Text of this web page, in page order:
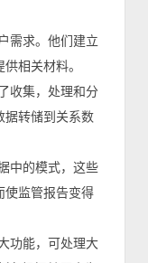
需求。他们建立
相关材料。
收集，处理和分
据转储到关系数
中的模式，这些
使监管报告变得
功能，可处理大